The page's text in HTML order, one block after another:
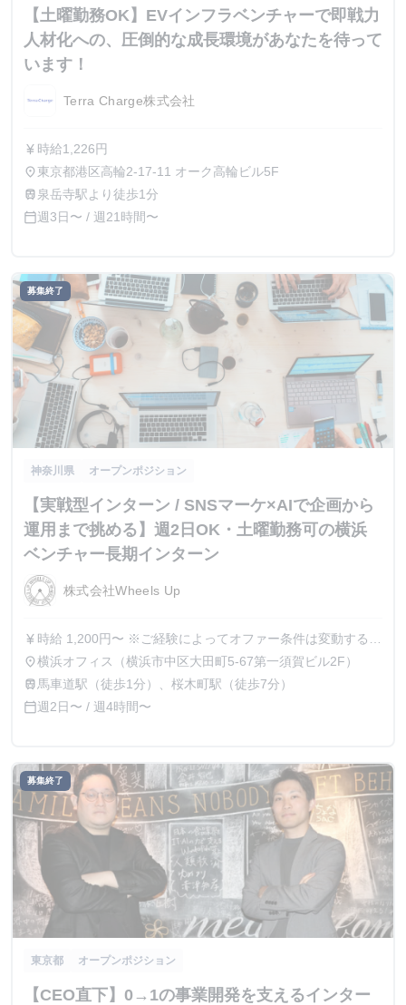
【土曜勤務OK】EVインフラベンチャーで即戦力
人材化への、圧倒的な成長環境があなたを待って
います！
Terra Charge株式会社
currency_yen 時給1,226円
place東京都港区高輪2-17-11 オーク高輪ビル5F
train 泉岳寺駅より徒歩1分
calendar_today週3日〜 / 週21時間〜
募集終了
神奈川県 オープンポジション
【実戦型インターン / SNSマーケ×AIで企画から
運用まで挑める】週2日OK・土曜勤務可の横浜
ベンチャー長期インターン
株式会社Wheels Up
currency_yen 時給 1,200円〜 ※ご経験によってオファー条件は変動する可
能性がございます。 ※金額によっては、業務委託契約での
採用となる場合もございます。
place横浜オフィス（横浜市中区大田町5-67第一須賀ビル2F）
train 馬車道駅（徒歩1分）、桜木町駅（徒歩7分）
calendar_today週2日〜 / 週4時間〜
募集終了
東京都 オープンポジション
【CEO直下】0→1の事業開発を支えるインター